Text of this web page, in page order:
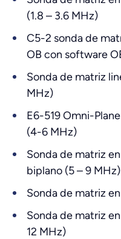
(1.8 – 3.6 MHz)
C5-2 sonda de
OB con software
Sonda de matriz
MHz)
E6-519 Omni-
(4-6 MHz)
Sonda de matriz
biplano (5 – 9 MHz)
Sonda de matriz
Sonda de matriz
12 MHz)